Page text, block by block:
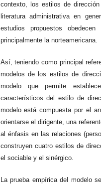
contexto, los estilos de
literatura administrativa en
estudios propuestos
principalmente la norteamericana.
Así, teniendo como principal
modelos de los estilos de
modelo que permite
característicos del estilo de
modelo está compuesta por el
orientarse el dirigente, una
al énfasis en las relaciones
construyen cuatro estilos de
el sociable y el sinérgico.
La prueba empírica del modelo